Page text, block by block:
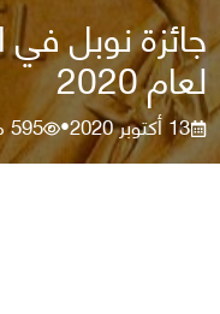
جائزة نوبل في
لعام 2020
13 أكتوبر 2020 •
595